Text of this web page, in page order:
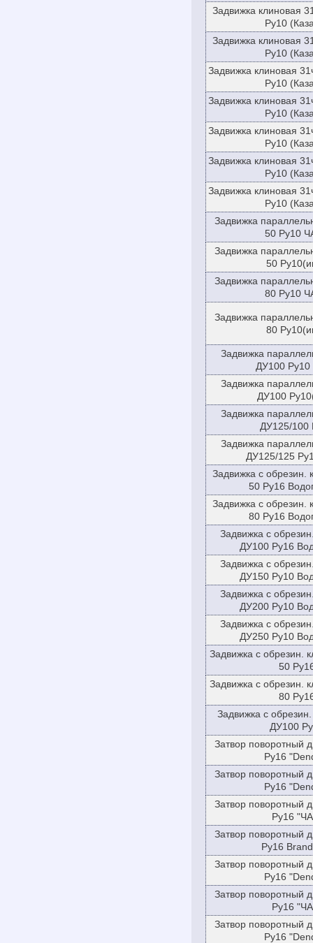
Задвижка клиновая
Ру10
Задвижка клиновая
Ру10
Задвижка клиновая
Ру10
Задвижка клиновая
Ру10
Задвижка клиновая
Ру10
Задвижка клиновая
Ру10
Задвижка клиновая
Ру10
Задвижка
50 Ру10
Задвижка
50
Задвижка
80 Ру10
Задвижка
80
Задвижка
ДУ100
Задвижка
ДУ100
Задвижка
ДУ125/100
Задвижка
ДУ125/125
Задвижка с
50 Ру16
Задвижка с
80 Ру16
Задвижка с
ДУ100 Ру16
Задвижка с
ДУ150 Ру10
Задвижка с
ДУ200 Ру10
Задвижка с
ДУ250 Ру10
Задвижка с обрезин.
50
Задвижка с обрезин.
80
Задвижка с
ДУ100
Затвор поворотный
Ру16
Затвор поворотный
Ру16
Затвор поворотный
Ру16
Затвор поворотный
Ру16
Затвор поворотный
Ру16
Затвор поворотный
Ру16
Затвор поворотный
Ру16